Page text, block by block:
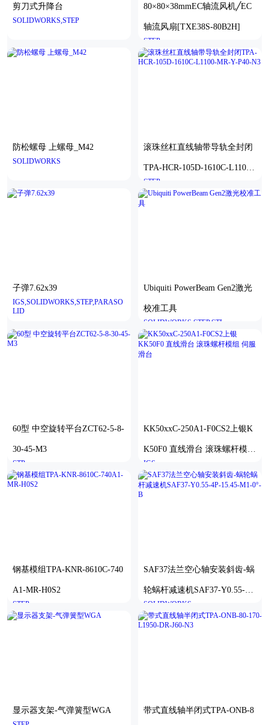
剪刀式升降台
SOLIDWORKS,STEP
80×80×38mmEC轴流风机╱EC
轴流风扇[TXE38S-80B2H]
STEP
防松螺母 上螺母_M42
SOLIDWORKS
滚珠丝杠直线轴带导轨全封闭
TPA-HCR-105D-1610C-L1100-
MR-Y-P40-N3
STEP
子弹7.62х39
IGS,SOLIDWORKS,STEP,PARASO
LID
Ubiquiti PowerBeam Gen2激光
校准工具
SOLIDWORKS,STEP,STL
60型 中空旋转平台ZCT62-5-8-
30-45-M3
STP
KK50xxC-250A1-F0CS2上银K
K50F0 直线滑台 滚珠螺杆模组
伺服滑台
IGS
钢基模组TPA-KNR-8610C-740
A1-MR-H0S2
STEP
SAF37法兰空心轴安装斜齿-蜗
轮蜗杆减速机SAF37-Y0.55-4P
-15.45-M1-0°-B
SOLIDWORKS
显示器支架-气弹簧型WGA 带式直线轴半闭式TPA-ONB-8